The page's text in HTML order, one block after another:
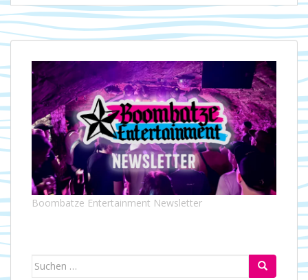
Boombatze Entertainment Newsletter
Suchen